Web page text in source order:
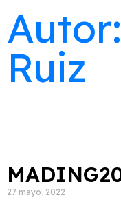
Ruiz
27 mayo, 2022